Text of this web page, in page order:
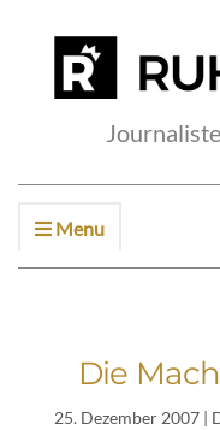
Menu
Die
25. Dezember 2007|